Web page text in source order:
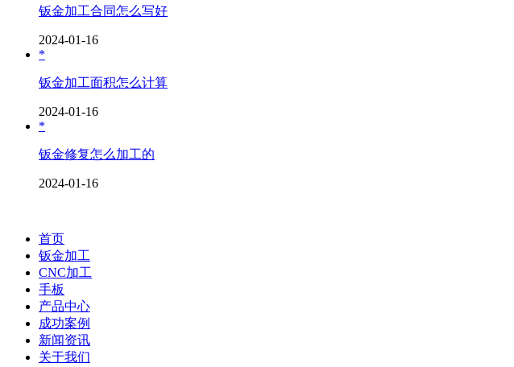
钣金加工合同怎么写好
2024-01-16
*
钣金加工面积怎么计算
2024-01-16
*
钣金修复怎么加工的
2024-01-16
首页
钣金加工
CNC加工
手板
产品中心
成功案例
新闻资讯
关于我们